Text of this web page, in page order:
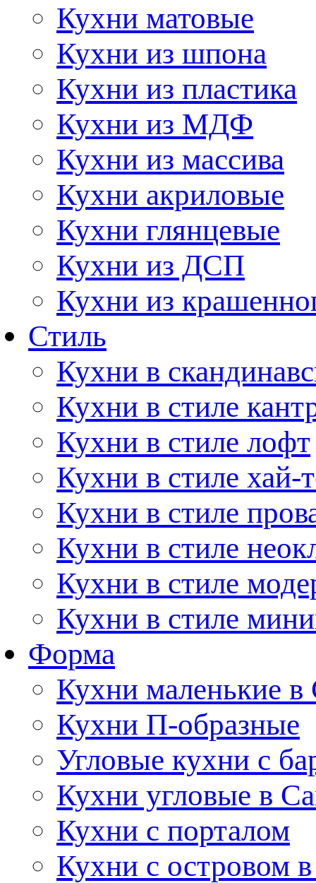
Кухни матовые
Кухни из шпона
Кухни из пластика
Кухни из МДФ
Кухни из массива
Кухни акриловые
Кухни глянцевые
Кухни из ДСП
Кухни из
Стиль
Кухни в
Кухни в стиле
Кухни в стиле лофт
Кухни в стиле хай-
Кухни в стиле
Кухни в стиле
Кухни в стиле
Кухни в стиле
Форма
Кухни маленькие в
Кухни П-образные
Угловые кухни с
Кухни угловые в
Кухни с порталом
Кухни с островом